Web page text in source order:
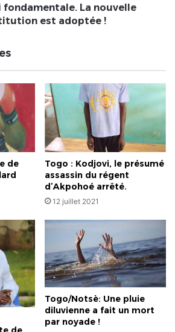
fondamentale. La nouvelle
est adoptée !
de
Togo : Kodjovi, le présumé
assassin du régent
d’Akpohoé arrêté.
12 juillet 2021
Togo/Notsè: Une pluie
diluvienne a fait un mort
par noyade !